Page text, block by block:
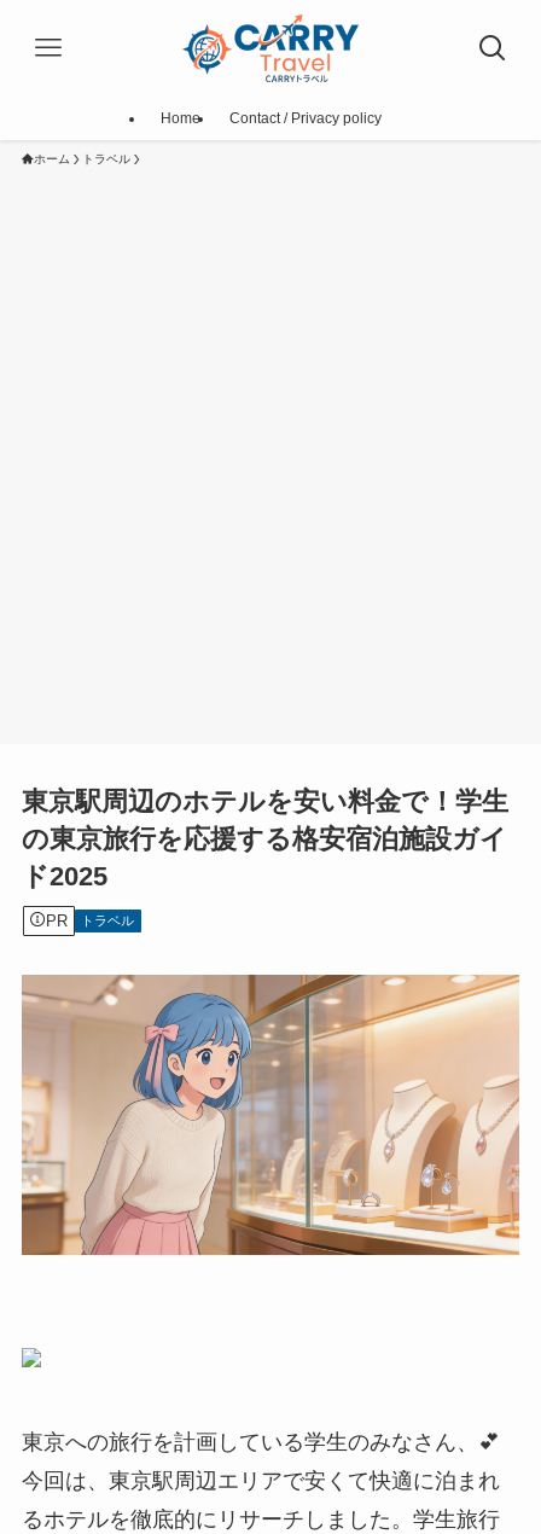
Home Contact / Privacy policy
ホーム トラベル
東京駅周辺のホテルを安い料金で！学生
の東京旅行を応援する格安宿泊施設ガイ
ド2025
PR トラベル
東京への旅行を計画している学生のみなさん、💕
今回は、東京駅周辺エリアで安くて快適に泊まれ
るホテルを徹底的にリサーチしました。学生旅行